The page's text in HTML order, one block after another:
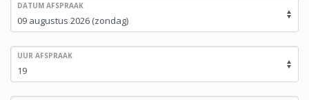
DATUM AFSPRAAK
UUR AFSPRAAK